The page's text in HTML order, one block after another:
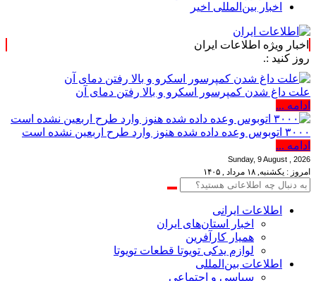
اخبار بین‌المللی اخیر
اخبار ویژه اطلاعات ایران
علت داغ شدن کمپرسور اسکرو و بالا رفتن دمای آن
ادامه ...
۳۰۰۰ اتوبوس وعده داده شده هنوز وارد طرح اربعین نشده است
ادامه ...
Sunday, 9 August , 2026
امروز : یکشنبه, ۱۸ مرداد , ۱۴۰۵
اطلاعات‌ ‎ایرانی
اخبار استان‌های ایران
همیار کارآفرین
لوازم یدکی تویوتا قطعات تویوتا
اطلاعات بین‌المللی
سیاسی و اجتماعی